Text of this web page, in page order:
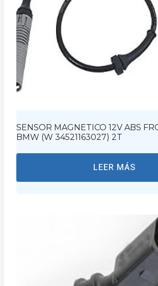
SENSOR MAGNETICO 12V ABS
BMW (W 34521163027) 2T
LEER MÁS